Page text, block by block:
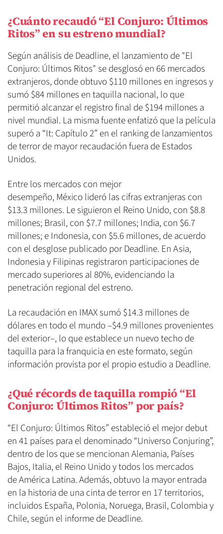
¿Cuánto recaudó “El Conjuro: Últimos
Ritos” en su estreno mundial?
Según análisis de Deadline, el lanzamiento de "El
Conjuro: Últimos Ritos" se desglosó en 66 mercados
extranjeros, donde obtuvo $110 millones en ingresos y
sumó $84 millones en taquilla nacional, lo que
permitió alcanzar el registro final de $194 millones a
nivel mundial. La misma fuente enfatizó que la película
superó a “It: Capítulo 2” en el ranking de lanzamientos
de terror de mayor recaudación fuera de Estados
Unidos.
Entre los mercados con mejor
desempeño, México lideró las cifras extranjeras con
$13.3 millones. Le siguieron el Reino Unido, con $8.8
millones; Brasil, con $7.7 millones; India, con $6.7
millones; e Indonesia, con $5.6 millones, de acuerdo
con el desglose publicado por Deadline. En Asia,
Indonesia y Filipinas registraron participaciones de
mercado superiores al 80%, evidenciando la
penetración regional del estreno.
La recaudación en IMAX sumó $14.3 millones de
dólares en todo el mundo –$4.9 millones provenientes
del exterior–, lo que establece un nuevo techo de
taquilla para la franquicia en este formato, según
información provista por el propio estudio a Deadline.
¿Qué récords de taquilla rompió “El
Conjuro: Últimos Ritos” por país?
“El Conjuro: Últimos Ritos” estableció el mejor debut
en 41 países para el denominado “Universo Conjuring”,
dentro de los que se mencionan Alemania, Países
Bajos, Italia, el Reino Unido y todos los mercados
de América Latina. Además, obtuvo la mayor entrada
en la historia de una cinta de terror en 17 territorios,
incluidos España, Polonia, Noruega, Brasil, Colombia y
Chile, según el informe de Deadline.